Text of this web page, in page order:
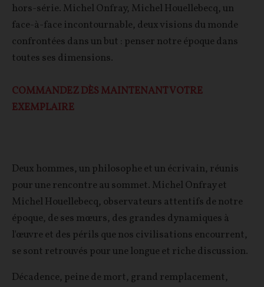
hors-série. Michel Onfray, Michel Houellebecq, un
face-à-face incontournable, deux visions du monde
confrontées dans un but : penser notre époque dans
toutes ses dimensions.
COMMANDEZ DÈS MAINTENANT VOTRE
EXEMPLAIRE
Deux hommes, un philosophe et un écrivain, réunis
pour une rencontre au sommet. Michel Onfray et
Michel Houellebecq, observateurs attentifs de notre
époque, de ses mœurs, des grandes dynamiques à
l'œuvre et des périls que nos civilisations encourrent,
se sont retrouvés pour une longue et riche discussion.
Décadence, peine de mort, grand remplacement,